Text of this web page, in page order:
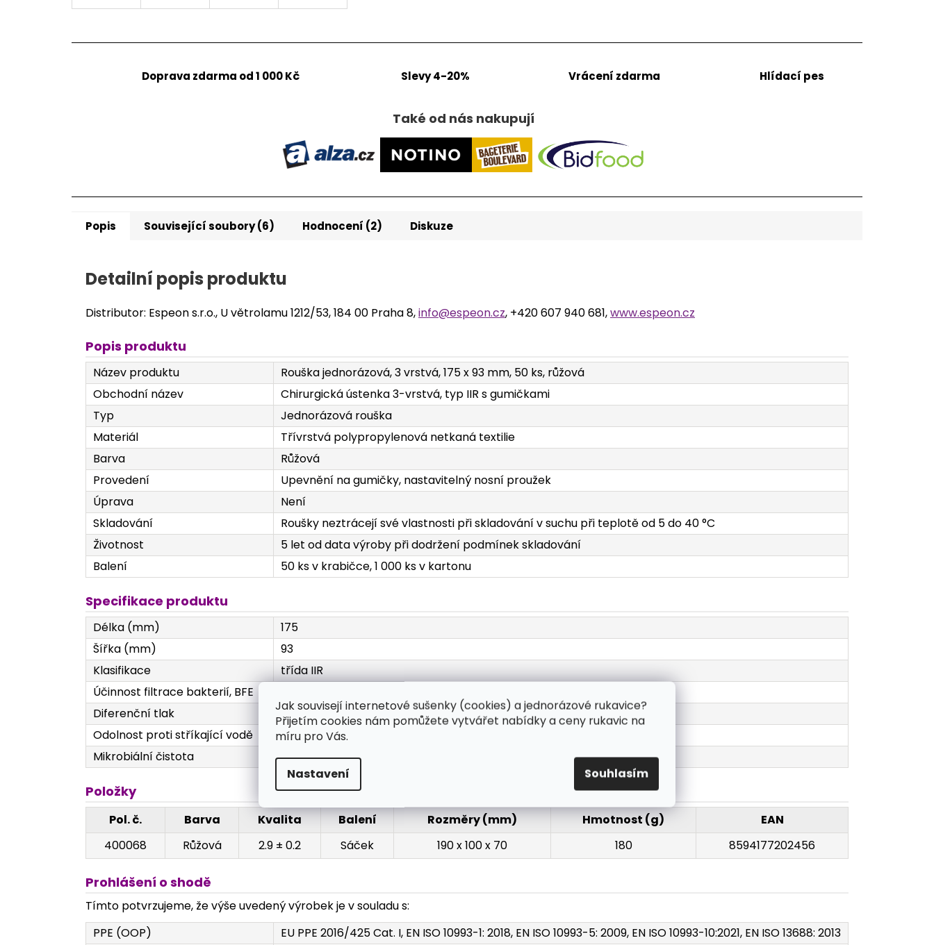
Jak souvisejí internetové sušenky (cookies) a jednorázové rukavice?
Přijetím cookies nám pomůžete vytvářet nabídky a ceny rukavic na
míru pro Vás.
Nastavení Souhlasím
Doprava zdarma od 1 000 Kč Slevy 4-20% Vrácení zdarma Hlídací pes
Také od nás nakupují
Popis Související soubory (6) Hodnocení (2) Diskuze
Detailní popis produktu
Distributor: Espeon s.r.o., U větrolamu 1212/53, 184 00 Praha 8,info@espeon.cz, +420 607 940 681,www.espeon.cz
Popis produktu
Název produktu
Rouška jednorázová, 3 vrstvá, 175 x 93 mm, 50 ks, růžová
Obchodní název
Chirurgická ústenka 3-vrstvá, typ IIR s gumičkami
Typ
Jednorázová rouška
Materiál
Třívrstvá polypropylenová netkaná textilie
Barva
Růžová
Provedení
Upevnění na gumičky, nastavitelný nosní proužek
Úprava
Není
Skladování
Roušky neztrácejí své vlastnosti při skladování v suchu při teplotě od 5 do 40 °C
Životnost
5 let od data výroby při dodržení podmínek skladování
Balení
50 ks v krabičce, 1 000 ks v kartonu
Specifikace produktu
Délka (mm)
175
Šířka (mm)
93
Klasifikace
třída IIR
Účinnost filtrace bakterií, BFE
Diferenční tlak
60 Pa/cm2
Odolnost proti stříkající vodě
≥ 16.0 kPa
Mikrobiální čistota
≤ 30 cfu/g
Položky
Pol. č. Barva Kvalita Balení Rozměry (mm) Hmotnost (g)
EAN
400068
Růžová 2.9 ± 0.2 Sáček 190 x 100 x 70 180 8594177202456
Prohlášení o shodě
Tímto potvrzujeme, že výše uvedený výrobek je v souladu s:
PPE (OOP)
EU PPE 2016/425 Cat. I, EN ISO 10993-1: 2018, EN ISO 10993-5: 2009, EN ISO 10993-10:2021, EN ISO 13688: 2013